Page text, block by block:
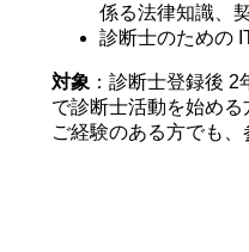
係る法律知識、
診断士のための
対象 ：診断士登録後 2
で診断士活動を始め
ご経験のある方でも、